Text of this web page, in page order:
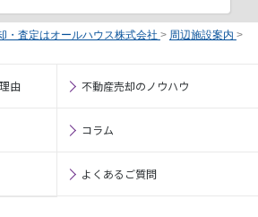
・査定はオールハウス株式会社 > 周辺施設案内 >
由 不動産売却のノウハウ
コラム
よくあるご質問